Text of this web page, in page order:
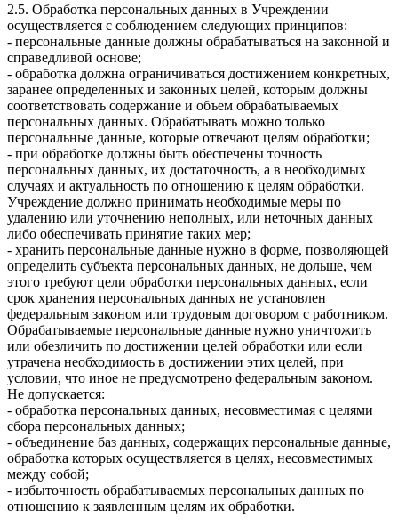
2.5. Обработка персональных данных в Учреждении
осуществляется с соблюдением следующих принципов:
- персональные данные должны обрабатываться на законной и
справедливой основе;
- обработка должна ограничиваться достижением конкретных,
заранее определенных и законных целей, которым должны
соответствовать содержание и объем обрабатываемых
персональных данных. Обрабатывать можно только
персональные данные, которые отвечают целям обработки;
- при обработке должны быть обеспечены точность
персональных данных, их достаточность, а в необходимых
случаях и актуальность по отношению к целям обработки.
Учреждение должно принимать необходимые меры по
удалению или уточнению неполных, или неточных данных
либо обеспечивать принятие таких мер;
- хранить персональные данные нужно в форме, позволяющей
определить субъекта персональных данных, не дольше, чем
этого требуют цели обработки персональных данных, если
срок хранения персональных данных не установлен
федеральным законом или трудовым договором с работником.
Обрабатываемые персональные данные нужно уничтожить
или обезличить по достижении целей обработки или если
утрачена необходимость в достижении этих целей, при
условии, что иное не предусмотрено федеральным законом.
Не допускается:
- обработка персональных данных, несовместимая с целями
сбора персональных данных;
- объединение баз данных, содержащих персональные данные,
обработка которых осуществляется в целях, несовместимых
между собой;
- избыточность обрабатываемых персональных данных по
отношению к заявленным целям их обработки.